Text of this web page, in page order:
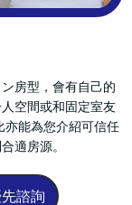
房型，會有自己的
空間或和固定室友
亦能為您介紹可信任
適房源。
諮詢